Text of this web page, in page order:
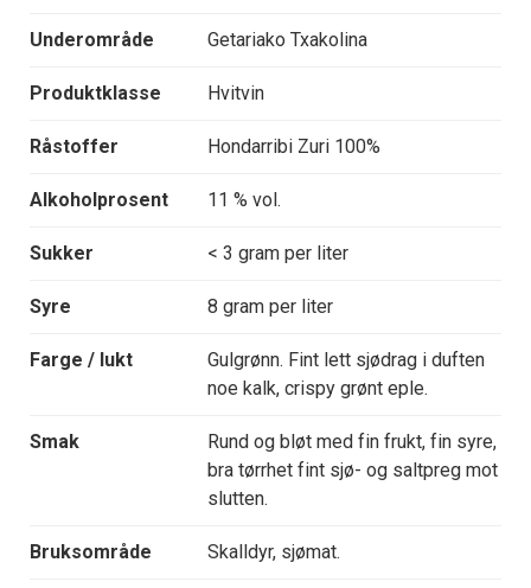
Underområde Getariako Txakolina
Produktklasse Hvitvin
Råstoffer Hondarribi Zuri 100%
Alkoholprosent 11 % vol.
Sukker < 3 gram per liter
Syre 8 gram per liter
Farge / lukt
Gulgrønn. Fint lett sjødrag i duften
noe kalk, crispy grønt eple.
Smak
Rund og bløt med fin frukt, fin syre,
bra tørrhet fint sjø- og saltpreg mot
slutten.
Bruksområde Skalldyr, sjømat.